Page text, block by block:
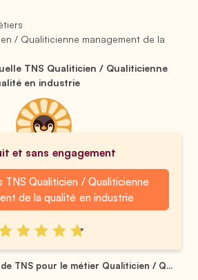
/ Qualiticienne management de la
TNS Qualiticien / Qualiticienne
en industrie
et sans engagement
TNS Qualiticien / Qualiticienne
de la qualité en industrie
TNS pour le métier Qualiticien / Q...